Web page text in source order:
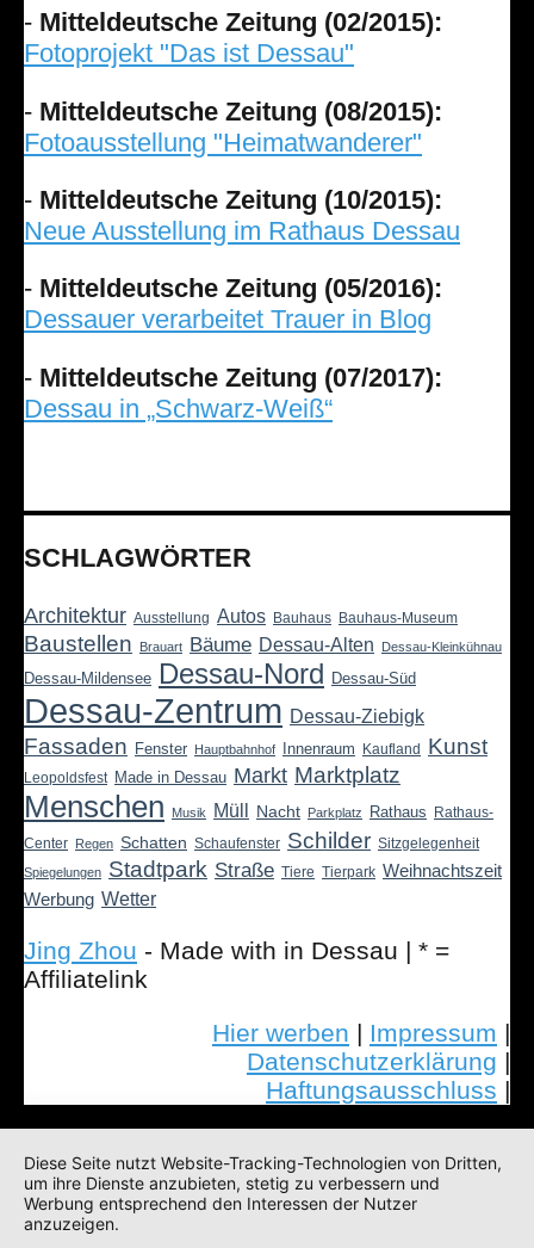
- Mitteldeutsche Zeitung (02/2015):
Fotoprojekt "Das ist Dessau"
- Mitteldeutsche Zeitung (08/2015):
Fotoausstellung "Heimatwanderer"
- Mitteldeutsche Zeitung (10/2015):
Neue Ausstellung im Rathaus Dessau
- Mitteldeutsche Zeitung (05/2016):
Dessauer verarbeitet Trauer in Blog
- Mitteldeutsche Zeitung (07/2017):
Dessau in „Schwarz-Weiß“
SCHLAGWÖRTER
Architektur Ausstellung Autos Bauhaus Bauhaus-Museum
Baustellen Brauart Bäume Dessau-Alten Dessau-Kleinkühnau
Dessau-Mildensee Dessau-Nord Dessau-Süd
Dessau-Zentrum Dessau-Ziebigk
Fassaden Fenster Hauptbahnhof Innenraum Kaufland Kunst
Leopoldsfest Made in Dessau Markt Marktplatz
Menschen Musik Müll Nacht Parkplatz Rathaus
Rathaus-
Center Regen Schatten Schaufenster Schilder Sitzgelegenheit
Spiegelungen Stadtpark Straße Tiere Tierpark Weihnachtszeit
Werbung Wetter
Jing Zhou - Made with in Dessau | * =
Affiliatelink
Hier werben | Impressum |
Datenschutzerklärung |
Haftungsausschluss |
Diese Seite nutzt Website-Tracking-Technologien von Dritten,
um ihre Dienste anzubieten, stetig zu verbessern und
Werbung entsprechend den Interessen der Nutzer
anzuzeigen.